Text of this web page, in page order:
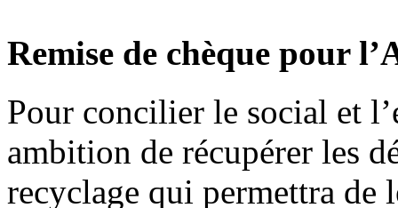
Remise de chèque pour
Pour concilier le social et
ambition de récupérer les
recyclage qui permettra de